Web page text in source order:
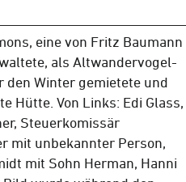
eine von Fritz Baumann
als Altwandervogel-
den Winter gemietete und
Hütte. Von Links: Edi Glass,
Steuerkomissär
mit unbekannter Person,
mit Sohn Herman, Hanni